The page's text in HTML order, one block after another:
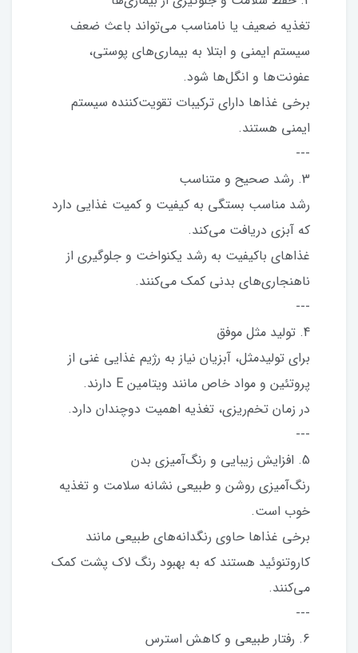
تغذیه ضعیف یا نامناسب می‌تواند باعث ضعف
سیستم ایمنی و ابتلا به بیماری‌های پوستی،
عفونت‌ها و انگل‌ها شود.
برخی غذاها دارای ترکیبات تقویت‌کننده سیستم
ایمنی هستند.
---
3. رشد صحیح و متناسب
رشد مناسب بستگی به کیفیت و کمیت غذایی دارد
که آبزی دریافت می‌کند.
غذاهای باکیفیت به رشد یکنواخت و جلوگیری از
ناهنجاری‌های بدنی کمک می‌کنند.
---
4. تولید مثل موفق
برای تولیدمثل، آبزیان نیاز به رژیم غذایی غنی از
پروتئین و مواد خاص مانند ویتامین E دارند.
در زمان تخم‌ریزی، تغذیه اهمیت دوچندان دارد.
---
5. افزایش زیبایی و رنگ‌آمیزی بدن
رنگ‌آمیزی روشن و طبیعی نشانه سلامت و تغذیه
خوب است.
برخی غذاها حاوی رنگدانه‌های طبیعی مانند
کاروتنوئید هستند که به بهبود رنگ لاک پشت کمک
می‌کنند.
---
6. رفتار طبیعی و کاهش استرس